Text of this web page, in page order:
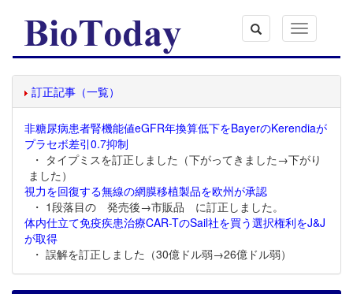
Toggle
navigation
訂正記事（一覧）
非糖尿病患者腎機能値eGFR年換算低下をBayerのKerendiaが
プラセボ差引0.7抑制
・ タイプミスを訂正しました（下がってきました→下がり
ました）
視力を回復する無線の網膜移植製品を欧州が承認
・ 1段落目の 発売後→市販品 に訂正しました。
体内仕立て免疫疾患治療CAR-TのSail社を買う選択権利をJ&J
が取得
・ 誤解を訂正しました（30億ドル弱→26億ドル弱）